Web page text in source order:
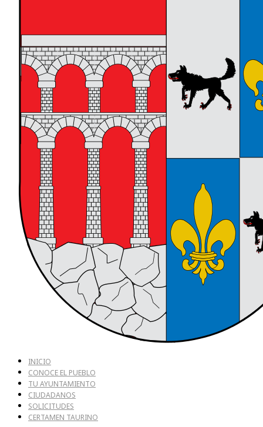
INICIO
CONOCE EL PUEBLO
TU AYUNTAMIENTO
CIUDADANOS
SOLICITUDES
CERTAMEN TAURINO